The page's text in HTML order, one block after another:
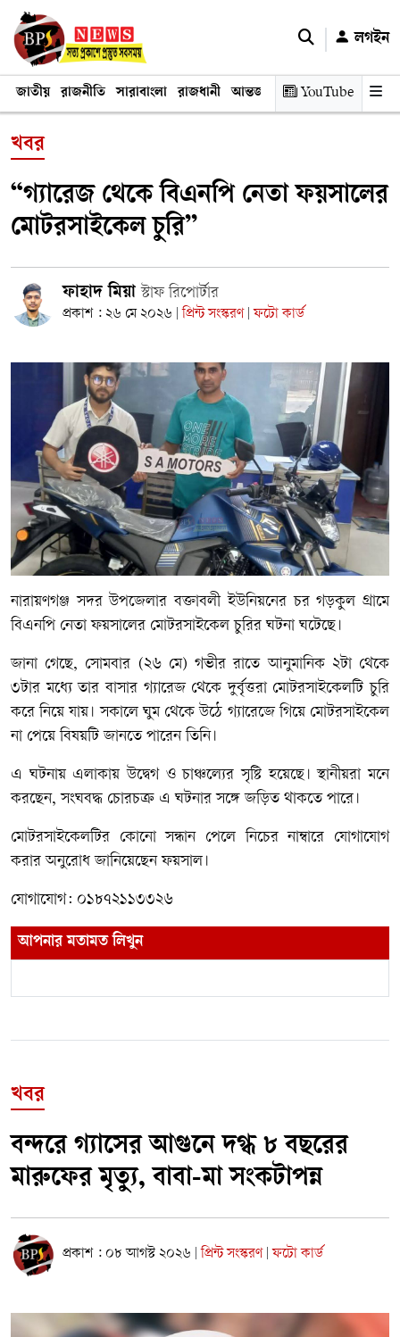
লগইন
জাতীয় রাজনীতি সারাবাংলা রাজধানী আন্তর্জাতিক অর্থনীতি তথ্য
YouTube
খবর
“গ্যারেজ থেকে বিএনপি নেতা ফয়সালের
মোটরসাইকেল চুরি”
ফাহাদ মিয়াস্টাফ রিপোর্টার
প্রকাশ : ২৬ মে ২০২৬ প্রিন্ট সংস্করণ ফটো কার্ড
নারায়ণগঞ্জ সদর উপজেলার বক্তাবলী ইউনিয়নের চর গড়কুল গ্রামে
বিএনপি নেতা ফয়সালের মোটরসাইকেল চুরির ঘটনা ঘটেছে।
জানা গেছে, সোমবার (২৬ মে) গভীর রাতে আনুমানিক ২টা থেকে
৩টার মধ্যে তার বাসার গ্যারেজ থেকে দুর্বৃত্তরা মোটরসাইকেলটি চুরি
করে নিয়ে যায়। সকালে ঘুম থেকে উঠে গ্যারেজে গিয়ে মোটরসাইকেল
না পেয়ে বিষয়টি জানতে পারেন তিনি।
এ ঘটনায় এলাকায় উদ্বেগ ও চাঞ্চল্যের সৃষ্টি হয়েছে। স্থানীয়রা মনে
করছেন, সংঘবদ্ধ চোরচক্র এ ঘটনার সঙ্গে জড়িত থাকতে পারে।
মোটরসাইকেলটির কোনো সন্ধান পেলে নিচের নাম্বারে যোগাযোগ
করার অনুরোধ জানিয়েছেন ফয়সাল।
যোগাযোগ: ০১৮৭২১১৩৩২৬
আপনার মতামত লিখুন
খবর
বন্দরে গ্যাসের আগুনে দগ্ধ ৮ বছরের
মারুফের মৃত্যু, বাবা-মা সংকটাপন্ন
প্রকাশ : ০৮ আগস্ট ২০২৬ প্রিন্ট সংস্করণ ফটো কার্ড